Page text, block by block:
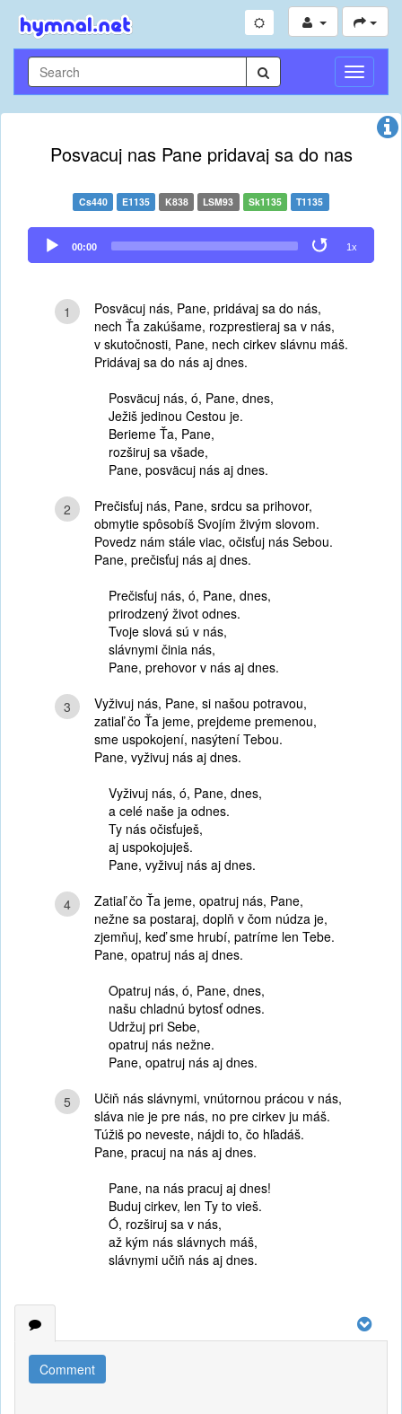
Toggle
Posvacuj nas Pane pridavaj sa do nas
Cs440 E1135 K838 LSM93 Sk1135 T1135
Audio
Player
00:00 1x
1
Posväcuj nás, Pane, pridávaj sa do nás,
nech Ťa zakúšame, rozprestieraj sa v nás,
v skutočnosti, Pane, nech cirkev slávnu máš.
Pridávaj sa do nás aj dnes.
Posväcuj nás, ó, Pane, dnes,
Ježiš jedinou Cestou je.
Berieme Ťa, Pane,
rozširuj sa všade,
Pane, posväcuj nás aj dnes.
2
Prečisťuj nás, Pane, srdcu sa prihovor,
obmytie spôsobíš Svojím živým slovom.
Povedz nám stále viac, očisťuj nás Sebou.
Pane, prečisťuj nás aj dnes.
Prečisťuj nás, ó, Pane, dnes,
prirodzený život odnes.
Tvoje slová sú v nás,
slávnymi činia nás,
Pane, prehovor v nás aj dnes.
3
Vyživuj nás, Pane, si našou potravou,
zatiaľ čo Ťa jeme, prejdeme premenou,
sme uspokojení, nasýtení Tebou.
Pane, vyživuj nás aj dnes.
Vyživuj nás, ó, Pane, dnes,
a celé naše ja odnes.
Ty nás očisťuješ,
aj uspokojuješ.
Pane, vyživuj nás aj dnes.
4
Zatiaľ čo Ťa jeme, opatruj nás, Pane,
nežne sa postaraj, doplň v čom núdza je,
zjemňuj, keď sme hrubí, patríme len Tebe.
Pane, opatruj nás aj dnes.
Opatruj nás, ó, Pane, dnes,
našu chladnú bytosť odnes.
Udržuj pri Sebe,
opatruj nás nežne.
Pane, opatruj nás aj dnes.
5
Učiň nás slávnymi, vnútornou prácou v nás,
sláva nie je pre nás, no pre cirkev ju máš.
Túžiš po neveste, nájdi to, čo hľadáš.
Pane, pracuj na nás aj dnes.
Pane, na nás pracuj aj dnes!
Buduj cirkev, len Ty to vieš.
Ó, rozširuj sa v nás,
až kým nás slávnych máš,
slávnymi učiň nás aj dnes.
Comment